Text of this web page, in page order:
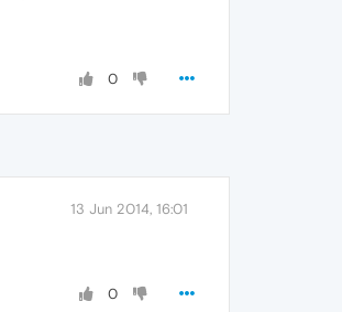
0
13 Jun 2014, 16:01
0